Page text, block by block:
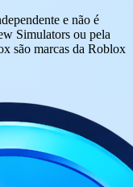
e não é
Simulators ou pela
são marcas da Roblox